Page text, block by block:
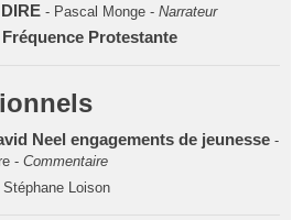
DIRE- Pascal Monge -Narrateur
Protestante
Neel engagements de jeunesse-
- Commentaire
Stéphane Loison